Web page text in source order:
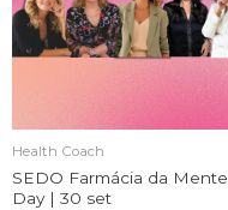
Health Coach
SEDO Farmácia da Mente
Day | 30 set